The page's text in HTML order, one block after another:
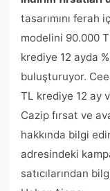
tasarımını ferah
modelini 90.000
krediye 12 ayda
buluşturuyor.
TL krediye 12 ay
Cazip fırsat ve
hakkında bilgi
adresindeki
satıcılarından